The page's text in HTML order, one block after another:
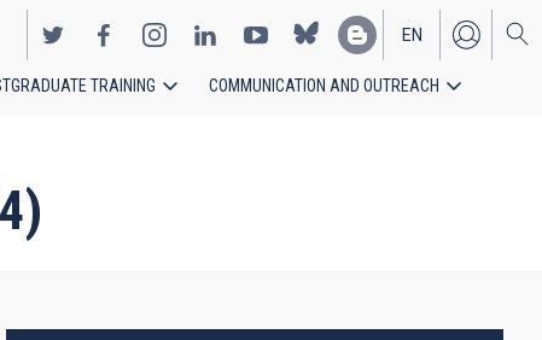
EN
ES
TRAINING COMMUNICATION AND OUTREACH